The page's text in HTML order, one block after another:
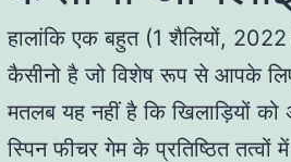
हालांकि एक बहुत (1 शैलियों,
कैसीनो है जो विशेष रूप से आपके
मतलब यह नहीं है कि खिलाड़ियों
स्पिन फीचर गेम के प्रतिष्ठित